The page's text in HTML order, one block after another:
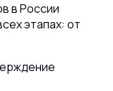
в России
этапах: от